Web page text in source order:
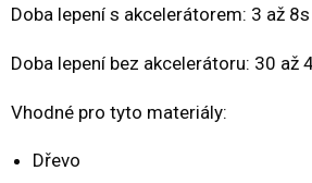
Doba lepení s akcelerátorem: 3 až 8s
Doba lepení bez akcelerátoru: 30 až
Vhodné pro tyto materiály:
Dřevo